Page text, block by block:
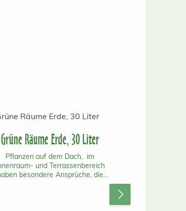
Grüne Räume Erde, 30 Liter
Pflanzen auf dem Dach, im
und Terrassenbereich
besondere Ansprüche, die